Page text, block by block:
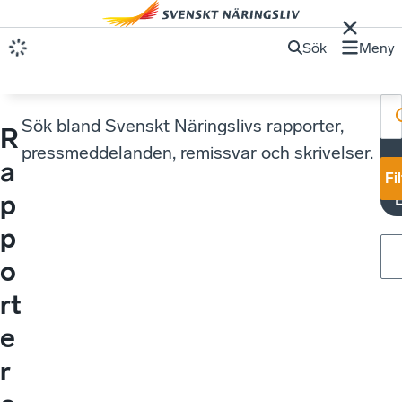
Sök Meny
R
a
p
p
o
rt
e
r
Sök bland Svenskt Näringslivs rapporter,
pressmeddelanden, remissvar och skrivelser.